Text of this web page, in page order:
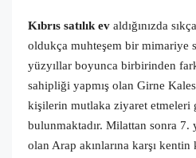
Kıbrıs satılık ev aldığınızda
oldukça muhteşem bir mimariye
yüzyıllar boyunca birbirinden
sahipliği yapmış olan Girne
kişilerin mutlaka ziyaret etmeleri
bulunmaktadır. Milattan sonra 7.
olan Arap akınlarına karşı kentin